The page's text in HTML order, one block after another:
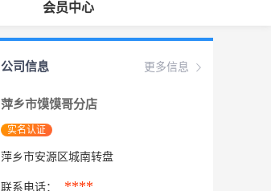
会员中心
更多信息
公司信息
萍乡市馍馍哥分店
实名认证
萍乡市安源区城南转盘
联系电话： ****